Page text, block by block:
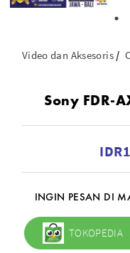
Video dan Aksesoris
Sony FDR-
INGIN PESAN DI
TOKOPEDIA